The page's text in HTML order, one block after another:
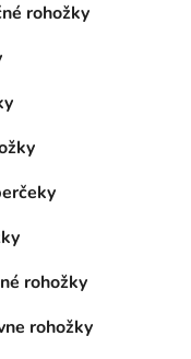
rohožky
rohožky
rohožky